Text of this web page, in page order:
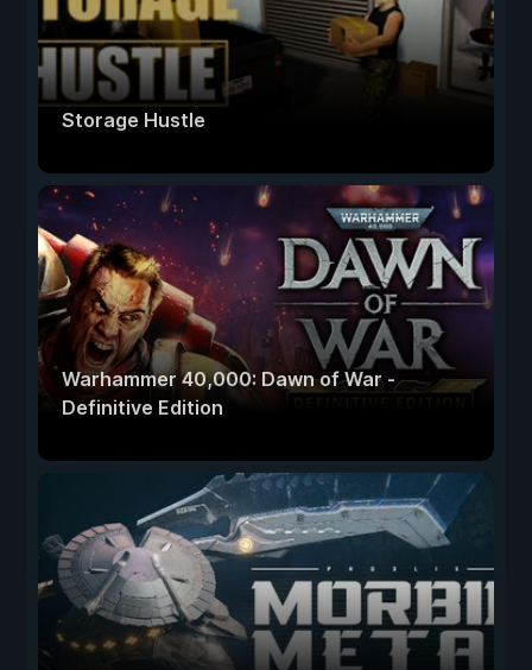
Storage Hustle
Warhammer 40,000: Dawn of War -
Definitive Edition